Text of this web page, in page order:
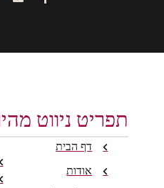
תפריט ניווט מהיר
דף הבית
אודות